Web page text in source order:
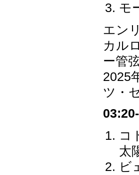
モ
エン
カル
ー管
2025
ツ・
コ
太
ビ